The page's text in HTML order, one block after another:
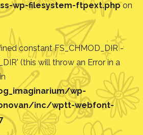
wp-filesystem-ftpext.phpon
constant FS_CHMOD_DIR -
(this will throw an Error in a
wp-
inc/wptt-webfont-